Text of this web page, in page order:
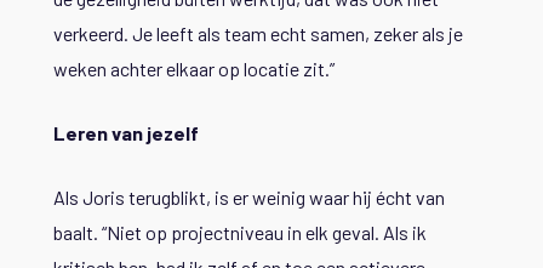
verkeerd. Je leeft als team echt samen, zeker als je
weken achter elkaar op locatie zit.”
Leren van jezelf
Als Joris terugblikt, is er weinig waar hij écht van
baalt. “Niet op projectniveau in elk geval. Als ik